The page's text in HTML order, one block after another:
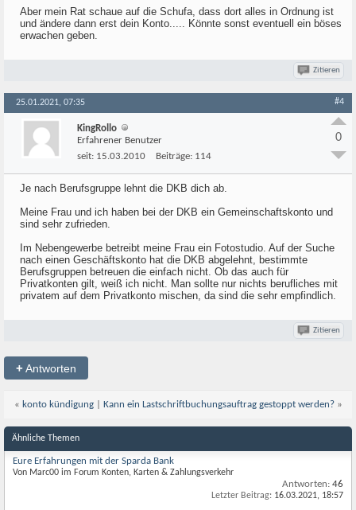
Aber mein Rat schaue auf die Schufa, dass dort alles in Ordnung ist
und ändere dann erst dein Konto..... Könnte sonst eventuell ein böses
erwachen geben.
Zitieren
25.01.2021, 07:35 #4
KingRollo
Erfahrener Benutzer
seit: 15.03.2010 Beiträge: 114
0
Je nach Berufsgruppe lehnt die DKB dich ab.
Meine Frau und ich haben bei der DKB ein Gemeinschaftskonto und
sind sehr zufrieden.
Im Nebengewerbe betreibt meine Frau ein Fotostudio. Auf der Suche
nach einen Geschäftskonto hat die DKB abgelehnt, bestimmte
Berufsgruppen betreuen die einfach nicht. Ob das auch für
Privatkonten gilt, weiß ich nicht. Man sollte nur nichts berufliches mit
privatem auf dem Privatkonto mischen, da sind die sehr empfindlich.
Zitieren
+Antworten
« konto kündigung| Kann ein Lastschriftbuchungsauftrag gestoppt werden? »
Ähnliche Themen
Eure Erfahrungen mit der Sparda Bank
Von Marc00 im Forum Konten, Karten & Zahlungsverkehr
Antworten: 46
Letzter Beitrag: 16.03.2021, 18:57